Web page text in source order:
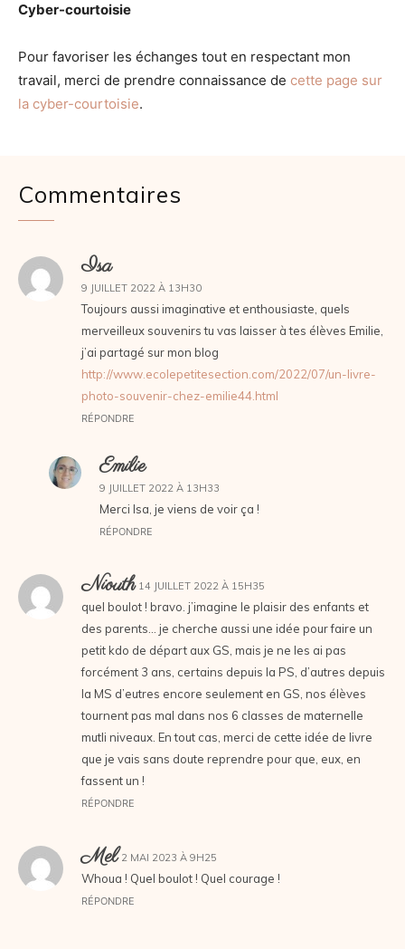
Cyber-courtoisie
Pour favoriser les échanges tout en respectant mon
travail, merci de prendre connaissance de cette page sur
la cyber-courtoisie.
Commentaires
Isa
9 JUILLET 2022 À 13H30
Toujours aussi imaginative et enthousiaste, quels
merveilleux souvenirs tu vas laisser à tes élèves Emilie,
j’ai partagé sur mon blog
http://www.ecolepetitesection.com/2022/07/un-livre-
photo-souvenir-chez-emilie44.html
RÉPONDRE
Emilie
9 JUILLET 2022 À 13H33
Merci Isa, je viens de voir ça !
RÉPONDRE
Niouth 14 JUILLET 2022 À 15H35
quel boulot ! bravo. j’imagine le plaisir des enfants et
des parents… je cherche aussi une idée pour faire un
petit kdo de départ aux GS, mais je ne les ai pas
forcément 3 ans, certains depuis la PS, d’autres depuis
la MS d’eutres encore seulement en GS, nos élèves
tournent pas mal dans nos 6 classes de maternelle
mutli niveaux. En tout cas, merci de cette idée de livre
que je vais sans doute reprendre pour que, eux, en
fassent un !
RÉPONDRE
Mel 2 MAI 2023 À 9H25
Whoua ! Quel boulot ! Quel courage !
RÉPONDRE